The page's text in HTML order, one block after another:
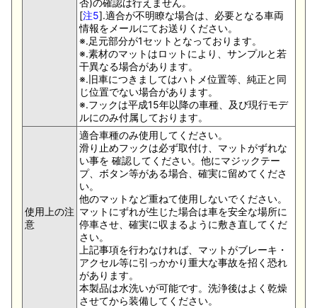
否)の確認は行えません。
[注5].適合が不明瞭な場合は、必要となる車両
情報をメールにてお送りください。
※.足元部分が1セットとなっております。
※.素材のマットはロットにより、サンプルと若
干異なる場合があります。
※.旧車につきましてはハトメ位置等、純正と同
じ位置でない場合があります。
※.フックは平成15年以降の車種、及び現行モデ
ルにのみ付属しております。
使用上の注
意
適合車種のみ使用してください。
滑り止めフックは必ず取付け、マットがずれな
い事を 確認してください。他にマジックテー
プ、ボタン等がある場合、確実に留めてくださ
い。
他のマットなど重ねて使用しないでください。
マットにずれが生じた場合は車を安全な場所に
停車させ、確実に収まるように敷き直してくだ
さい。
上記事項を行わなければ、マットがブレーキ・
アクセル等に引っかかり重大な事故を招く恐れ
があります。
本製品は水洗いが可能です。洗浄後はよく乾燥
させてから装備してください。